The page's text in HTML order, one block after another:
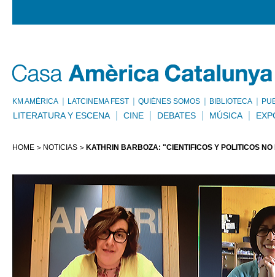
KM AMÈRICA LATCINEMA FEST QUIÉNES SOMOS BIBLIOTECA
LITERATURA Y ESCENA CINE DEBATES MÚSICA
HOME NOTICIAS KATHRIN BARBOZA: "CIENTÍFICOS Y POLÍTICOS